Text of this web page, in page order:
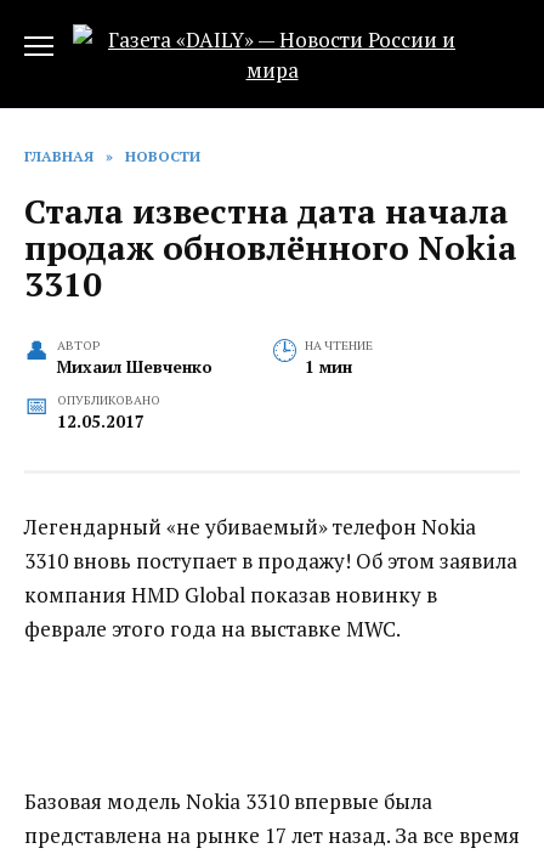
ГЛАВНАЯ » НОВОСТИ
Стала известна дата начала
продаж обновлённого Nokia
3310
АВТОР
Михаил Шевченко
НА ЧТЕНИЕ
1 мин
ОПУБЛИКОВАНО
12.05.2017
Легендарный «не убиваемый» телефон Nokia
3310 вновь поступает в продажу! Об этом заявила
компания HMD Global показав новинку в
феврале этого года на выставке MWC.
Базовая модель Nokia 3310 впервые была
представлена на рынке 17 лет назад. За все время